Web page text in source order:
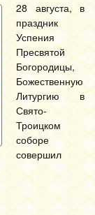
28 августа, в
праздник
Успения
Пресвятой
Богородицы,
Божественную
Литургию в
Свято-
Троицком
соборе
совершил